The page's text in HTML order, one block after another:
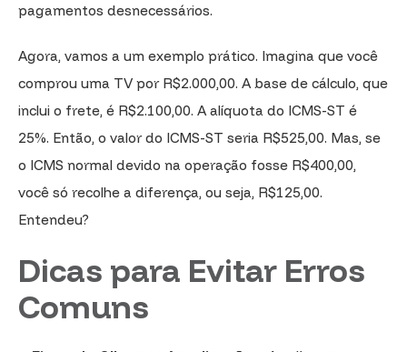
pagamentos desnecessários.
Agora, vamos a um exemplo prático. Imagina que você
comprou uma TV por R$2.000,00. A base de cálculo, que
inclui o frete, é R$2.100,00. A alíquota do ICMS-ST é
25%. Então, o valor do ICMS-ST seria R$525,00. Mas, se
o ICMS normal devido na operação fosse R$400,00,
você só recolhe a diferença, ou seja, R$125,00.
Entendeu?
Dicas para Evitar Erros
Comuns